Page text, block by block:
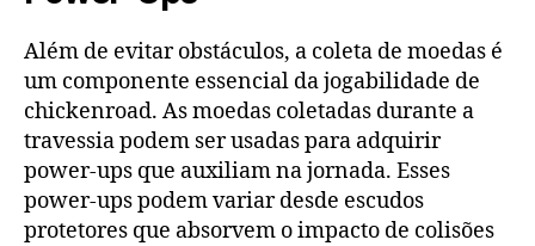
Além de evitar obstáculos, a coleta de moedas é
um componente essencial da jogabilidade de
chickenroad. As moedas coletadas durante a
travessia podem ser usadas para adquirir
power-ups que auxiliam na jornada. Esses
power-ups podem variar desde escudos
protetores que absorvem o impacto de colisões